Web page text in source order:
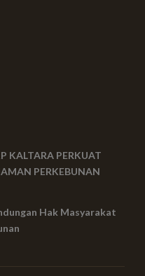
KALTARA PERKUAT
PERKEBUNAN
Hak Masyarakat